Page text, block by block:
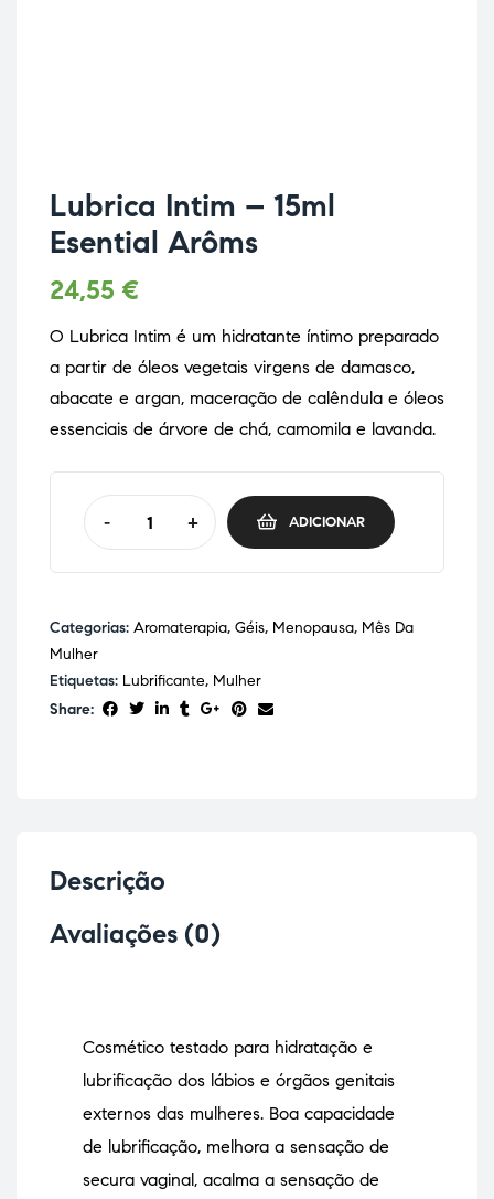
Lubrica Intim – 15ml
Esential Arôms
24,55 €
O Lubrica Intim é um hidratante íntimo preparado
a partir de óleos vegetais virgens de damasco,
abacate e argan, maceração de calêndula e óleos
essenciais de árvore de chá, camomila e lavanda.
- + ADICIONAR
Categorias: Aromaterapia, Géis, Menopausa, Mês Da
Mulher
Etiquetas: Lubrificante, Mulher
Share:
Descrição
Avaliações (0)
Cosmético testado para hidratação e
lubrificação dos lábios e órgãos genitais
externos das mulheres. Boa capacidade
de lubrificação, melhora a sensação de
secura vaginal, acalma a sensação de